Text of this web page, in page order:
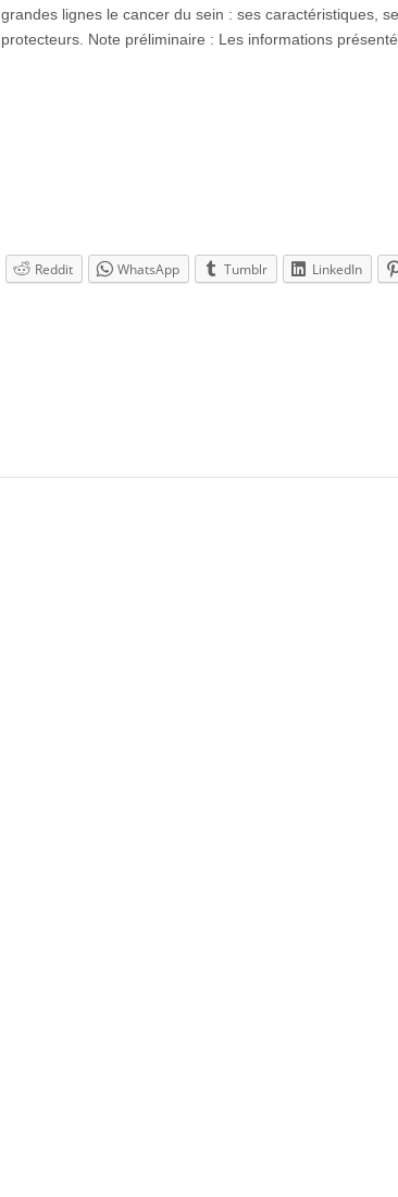
grandes lignes le cancer du sein : ses caractéristiques,
protecteurs. Note préliminaire : Les informations
Reddit WhatsApp Tumblr LinkedIn